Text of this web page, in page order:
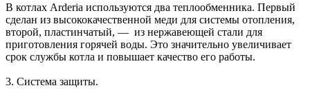
В котлах Arderia используются два теплообменника. Первый
сделан из высококачественной меди для системы отопления,
второй, пластинчатый, — из нержавеющей стали для
приготовления горячей воды. Это значительно увеличивает
срок службы котла и повышает качество его работы.
3. Система защиты.